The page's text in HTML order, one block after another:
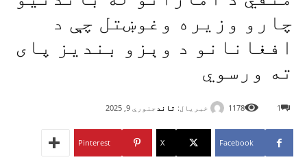
چارو وزیره وغوښتل چې د
افغانانو د وېزو بندیز پای
ته ورسوي
خبریال: تاند جنوري 9, 2025 1
1178
Facebook
X
Pinterest